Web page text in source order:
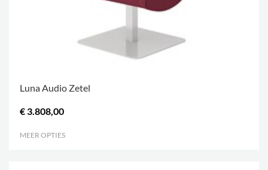
Luna Audio Zetel
€ 3.808,00
MEER OPTIES